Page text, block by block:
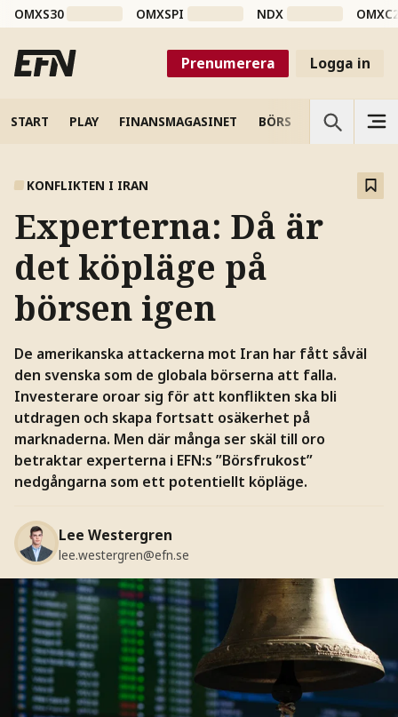
OMXS30 OMXSPI NDX
Prenumerera Logga in
START PLAY FINANSMAGASINET BÖRS VETENSKAP
KONFLIKTEN I IRAN
Experterna: Då är
det köpläge på
börsen igen
De amerikanska attackerna mot Iran har fått såväl
den svenska som de globala börserna att falla.
Investerare oroar sig för att konflikten ska bli
utdragen och skapa fortsatt osäkerhet på
marknaderna. Men där många ser skäl till oro
betraktar experterna i EFN:s ”Börsfrukost”
nedgångarna som ett potentiellt köpläge.
Lee Westergren
lee.westergren@efn.se